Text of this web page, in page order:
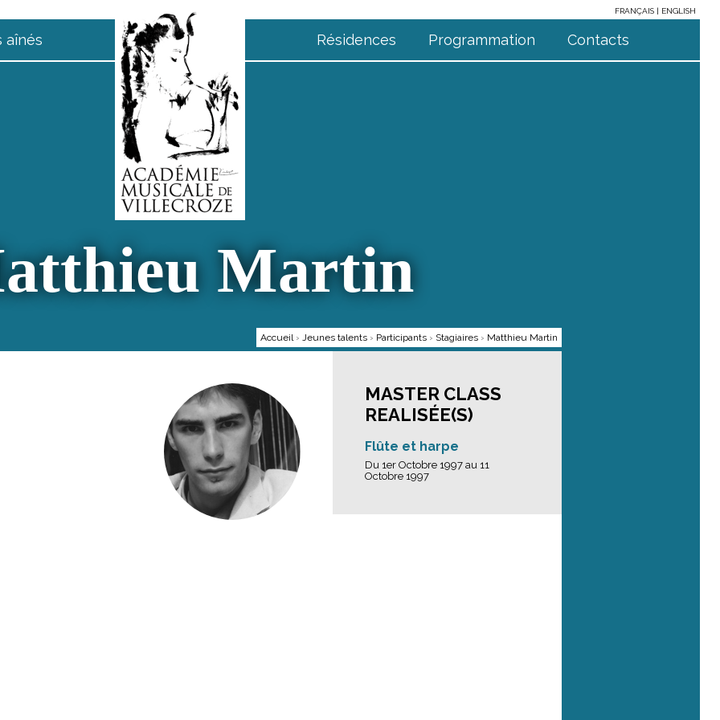
FRANÇAIS
ENGLISH
aînés Résidences Programmation Contacts
Martin
Accueil › Jeunes talents › Participants › Stagiaires › Matthieu Martin
MASTER CLASS
REALISÉE(S)
Flûte et harpe
Du 1er Octobre 1997 au 11
Octobre 1997